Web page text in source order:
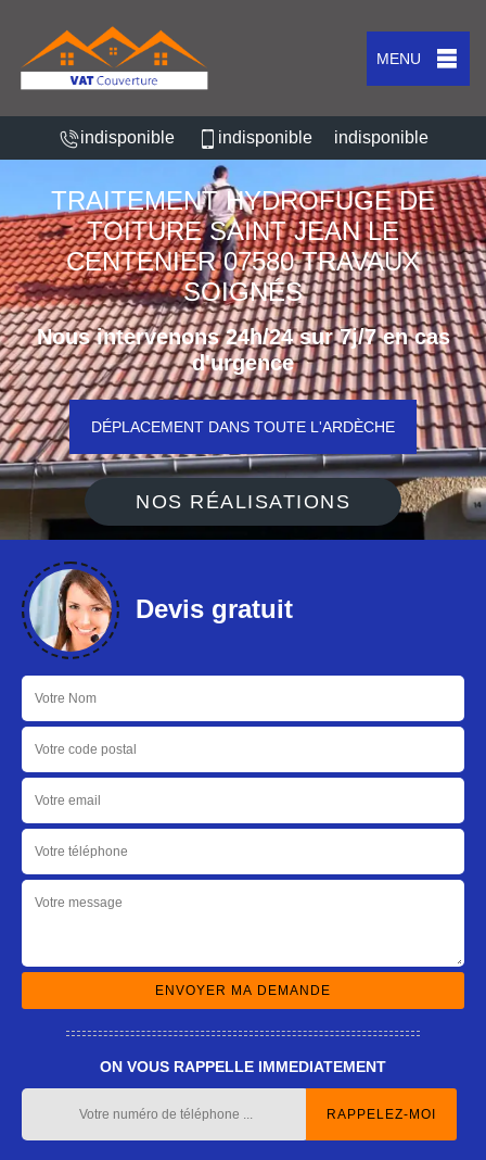
MENU
indisponible indisponible indisponible
TRAITEMENT HYDROFUGE DE
TOITURE SAINT JEAN LE
CENTENIER 07580 TRAVAUX
SOIGNÉS
Nous intervenons 24h/24 sur 7j/7 en cas
d'urgence
DÉPLACEMENT DANS TOUTE L'ARDÈCHE
NOS RÉALISATIONS
Devis gratuit
ON VOUS RAPPELLE IMMEDIATEMENT